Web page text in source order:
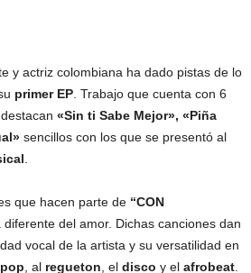
y actriz colombiana ha dado pistas de lo
primer EP. Trabajo que cuenta con 6
«Sin ti Sabe Mejor», «Piña
sencillos con los que se presentó al
.
que hacen parte de “CON
del amor. Dichas canciones dan
vocal de la artista y su versatilidad en
pop, al regueton, el disco y el afrobeat.